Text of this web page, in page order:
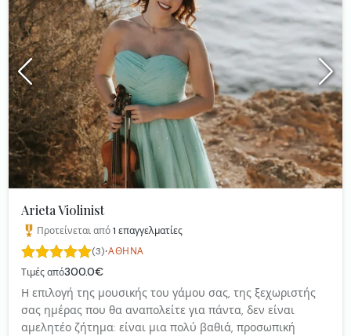
Arieta Violinist
Προτείνεται από1 επαγγελματίες
(3)·ΑΘΉΝΑ
Τιμές από300.0€
Η επιλογή της μουσικής του γάμου σας, της ξεχωριστής
σας ημέρας που θα αναπολείτε για πάντα, δεν είναι
αμελητέο ζήτημα: είναι μια πολύ βαθιά, προσωπική